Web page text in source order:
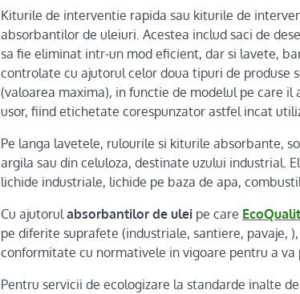
Kiturile de interventie rapida sau kiturile de
absorbantilor de uleiuri. Acestea includ saci de
sa fie eliminat intr-un mod eficient, dar si lavete,
controlate cu ajutorul celor doua tipuri de produse
(valoarea maxima), in functie de modelul pe care
usor, fiind etichetate corespunzator astfel incat
Pe langa lavetele, rulourile si kiturile absorbante,
argila sau din celuloza, destinate uzului industrial.
lichide industriale, lichide pe baza de apa,
Cu ajutorulabsorbantilor de ulei pe care
pe diferite suprafete (industriale, santiere, pavaje,
conformitate cu normativele in vigoare pentru a
Pentru servicii de ecologizare la standarde inalte